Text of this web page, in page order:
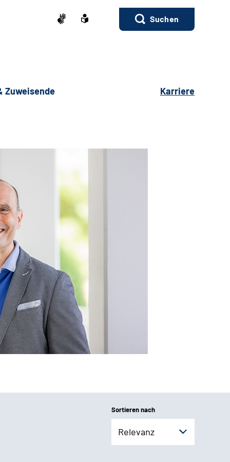
Suchen
Zuweisende Karriere
Sortieren nach
Relevanz